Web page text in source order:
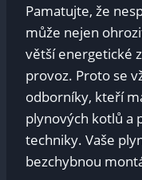
Pamatujte, že
může nejen
větší energetické
provoz. Proto se
odborníky, kteří
plynových kotlů a
techniky. Vaše
bezchybnou